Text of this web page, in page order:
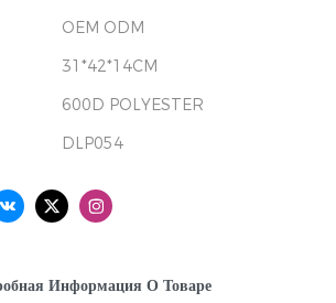
OEM ODM
31*42*14CM
600D POLYESTER
DLP054
Информация О Товаре